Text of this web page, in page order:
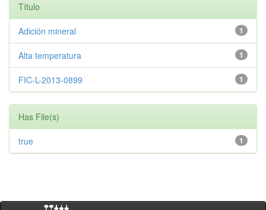
Título
1
Adición mineral
1
Alta temperatura
1
FIC-L-2013-0899
Has File(s)
1
true